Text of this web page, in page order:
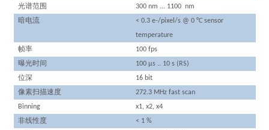
光谱范围 300 nm ... 1100 nm
暗电流
< 0.3 e-/pixel/s @ 0 °C sensor
temperature
帧率 100 fps
曝光时间 100 µs .. 10 s (RS)
位深 16 bit
像素扫描速度
272.3 MHz fast scan
Binning
x1, x2, x4
非线性度 < 1 %